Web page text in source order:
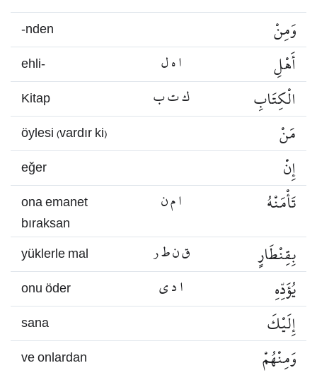
-nden وَمِنْ
ehli- ا ه ل أَهْلِ
Kitap ك ت ب الْكِتَابِ
öylesi (vardır ki) مَنْ
eğer إِنْ
ona emanet
bıraksan
ا م ن تَأْمَنْهُ
yüklerle mal ق ن ط ر بِقِنْطَارٍ
onu öder ا د ي يُؤَدِّهِ
sana إِلَيْكَ
ve onlardan وَمِنْهُمْ